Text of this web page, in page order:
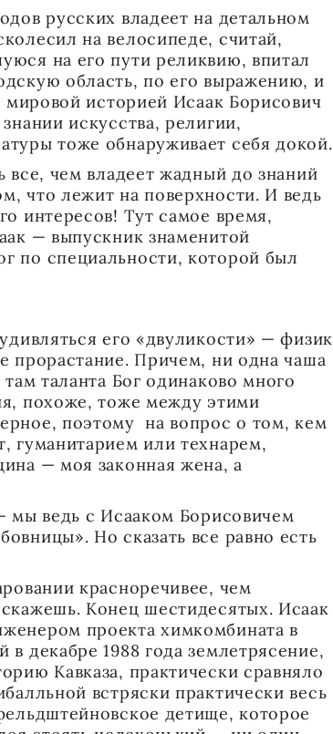
русских владеет на детальном
на велосипеде, считай,
на его пути реликвию, впитал
область, по его выражению, и
мировой историей Исаак Борисович
искусства, религии,
тоже обнаруживает себя докой.
все, чем владеет жадный до знаний
что лежит на поверхности. И ведь
интересов! Тут самое время,
— выпускник знаменитой
по специальности, которой был
его «двуликости» — физик
прорастание. Причем, ни одна чаша
таланта Бог одинаково много
похоже, тоже между этими
поэтому на вопрос о том, кем
гуманитарием или технарем,
— моя законная жена, а
ведь с Исааком Борисовичем
Но сказать все равно есть
красноречивее, чем
Конец шестидесятых. Исаак
проекта химкомбината в
декабре 1988 года землетрясение,
Кавказа, практически сравняло
встряски практически весь
детище, которое